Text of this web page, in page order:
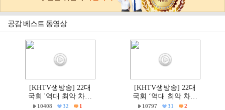
공감 베스트 동영상
[KHTV생방송] 22대
국회 '역대 최악 차별
금지법' 반대 거룩한방
10408 32 1
[KHTV생방송] 22대
국회 ‘역대 최악 차별
금지법’ 반대 거룩한방
10797 31 2